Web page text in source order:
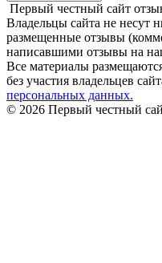
Первый честный сайт
Владельцы сайта не несут
размещенные отзывы
написавшими отзывы на
Все материалы
без участия владельцев
персональных данных.
© 2026 Первый честный